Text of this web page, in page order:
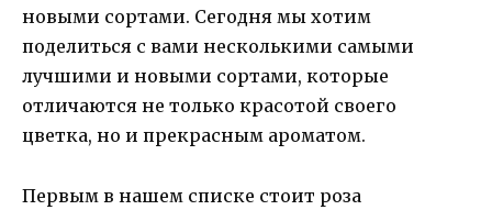
новыми сортами. Сегодня мы хотим
поделиться с вами несколькими самыми
лучшими и новыми сортами, которые
отличаются не только красотой своего
цветка, но и прекрасным ароматом.
Первым в нашем списке стоит роза